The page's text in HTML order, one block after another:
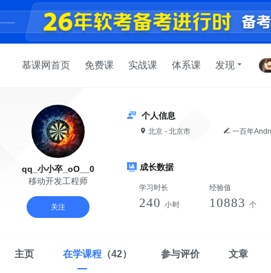
慕课网首页 免费课 实战课 体系课 发现
qq_小小卒_oO__0
移动开发工程师
关注
个人信息
北京 - 北京市 一百年
成长数据
学习时长
240 小时
经验值
10883 个
主页 在学课程 （42） 参与评价 文章